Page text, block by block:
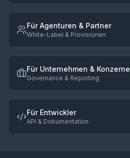
Für Agenturen & Partner
White-Label & Provisionen
Für Unternehmen & Konzerne
Governance & Reporting
Für Entwickler
API & Dokumentation